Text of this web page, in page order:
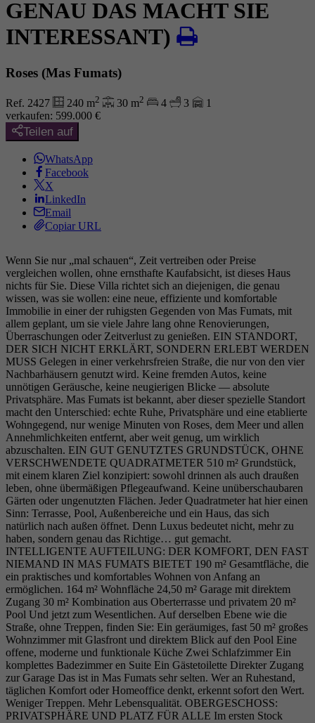
GENAU DAS MACHT SIE
INTERESSANT)
Roses (Mas Fumats)
Ref. 2427 240 m2 30 m2 4 3
1
verkaufen: 599.000 €
Teilen auf
WhatsApp
Facebook
X
LinkedIn
Email
Copiar URL
Wenn Sie nur „mal schauen“, Zeit vertreiben oder Preise
vergleichen wollen, ohne ernsthafte Kaufabsicht, ist dieses Haus
nichts für Sie. Diese Villa richtet sich an diejenigen, die genau
wissen, was sie wollen: eine neue, effiziente und komfortable
Immobilie in einer der ruhigsten Gegenden von Mas Fumats, mit
allem geplant, um sie viele Jahre lang ohne Renovierungen,
Überraschungen oder Zeitverlust zu genießen. EIN STANDORT,
DER SICH NICHT ERKLÄRT, SONDERN ERLEBT WERDEN
MUSS Gelegen in einer verkehrsfreien Straße, die nur von den vier
Nachbarhäusern genutzt wird. Keine fremden Autos, keine
unnötigen Geräusche, keine neugierigen Blicke — absolute
Privatsphäre. Mas Fumats ist bekannt, aber dieser spezielle Standort
macht den Unterschied: echte Ruhe, Privatsphäre und eine etablierte
Wohngegend, nur wenige Minuten von Roses, dem Meer und allen
Annehmlichkeiten entfernt, aber weit genug, um wirklich
abzuschalten. EIN GUT GENUTZTES GRUNDSTÜCK, OHNE
VERSCHWENDETE QUADRATMETER 510 m² Grundstück,
mit einem klaren Ziel konzipiert: sowohl drinnen als auch draußen
leben, ohne übermäßigen Pflegeaufwand. Keine unüberschaubaren
Gärten oder ungenutzten Flächen. Jeder Quadratmeter hat hier einen
Sinn: Terrasse, Pool, Außenbereiche und ein Haus, das sich
natürlich nach außen öffnet. Denn Luxus bedeutet nicht, mehr zu
haben, sondern genau das Richtige… gut gemacht.
INTELLIGENTE AUFTEILUNG: DER KOMFORT, DEN FAST
NIEMAND IN MAS FUMATS BIETET 190 m² Gesamtfläche, die
ein praktisches und komfortables Wohnen von Anfang an
ermöglichen. 164 m² Wohnfläche 24,50 m² Garage mit direktem
Zugang 30 m² Kombination aus Oberterrasse und privatem 20 m²
Pool Und jetzt zum Wesentlichen. Auf derselben Ebene wie die
Straße, ohne Treppen, finden Sie: Ein geräumiges, fast 50 m² großes
Wohnzimmer mit Glasfront und direktem Blick auf den Pool Eine
offene, moderne und funktionale Küche Zwei Schlafzimmer Ein
komplettes Badezimmer en Suite Ein Gästetoilette Direkter Zugang
zur Garage Das ist in Mas Fumats sehr selten. Wer an Ruhestand,
täglichen Komfort oder Homeoffice denkt, erkennt sofort den Wert.
Weniger Treppen. Mehr Lebensqualität. OBERGESCHOSS:
PRIVATSPHÄRE UND PLATZ FÜR ALLE Im ersten Stock